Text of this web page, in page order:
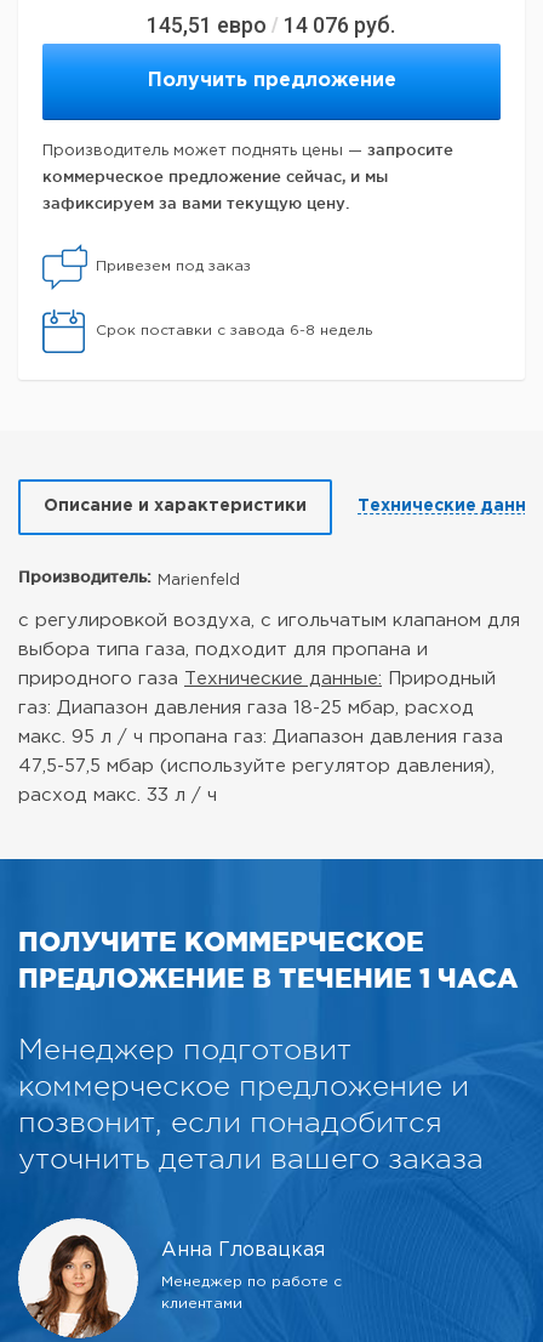
145,51 евро / 14 076 руб.
Получить предложение
Производитель может поднять цены — запросите
коммерческое предложение сейчас, и мы
зафиксируем за вами текущую цену.
Привезем под заказ
Срок поставки с завода 6-8 недель
Описание и характеристики Технические
Производитель: Marienfeld
с регулировкой воздуха, с игольчатым клапаном для
выбора типа газа, подходит для пропана и
природного газа
Технические данные: Природный
газ: Диапазон давления газа 18-25 мбар, расход
макс. 95 л / ч пропана газ: Диапазон давления газа
47,5-57,5 мбар (используйте регулятор давления),
расход макс. 33 л / ч
ПОЛУЧИТЕ КОММЕРЧЕСКОЕ
ПРЕДЛОЖЕНИЕ В ТЕЧЕНИЕ 1 ЧАСА
Менеджер подготовит
коммерческое предложение и
позвонит, если понадобится
уточнить детали вашего заказа
Анна Гловацкая
Менеджер по работе с
клиентами